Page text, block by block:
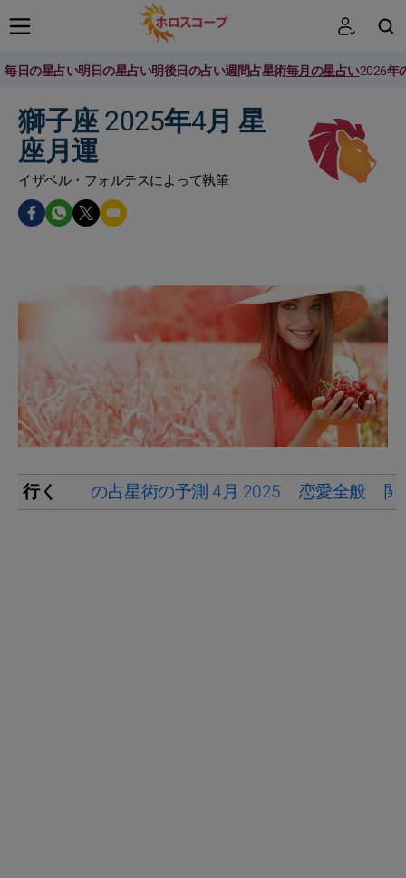
毎日の星占い明日の星占い明後日の占い週間占星術毎月の星占い2026年
獅子座 2025年4月 星
座月運
イザベル・フォルテスによって執筆
行く の占星術の予測 4月 2025 恋愛全般 関